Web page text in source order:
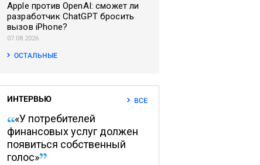
Apple против OpenAI: сможет ли
разработчик ChatGPT бросить
вызов iPhone?
07.08.2026
ОСТАЛЬНЫЕ
ИНТЕРВЬЮ ВСЕ
«У потребителей
финансовых услуг должен
появиться собственный
голос»